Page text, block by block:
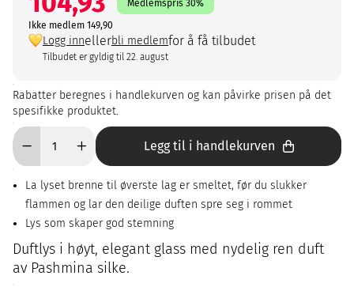
Medlemspris 30%
Ikke medlem 149,90
Logg innellerbli medlemfor å få tilbudet
Tilbudet er gyldig til 22. august
Rabatter beregnes i handlekurven og kan påvirke prisen på det
spesifikke produktet.
Legg til i handlekurven
La lyset brenne til øverste lag er smeltet, før du slukker
flammen og lar den deilige duften spre seg i rommet
Lys som skaper god stemning
Duftlys i høyt, elegant glass med nydelig ren duft
av Pashmina silke.